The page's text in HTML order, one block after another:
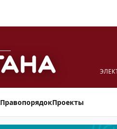
ПравопорядокПроекты